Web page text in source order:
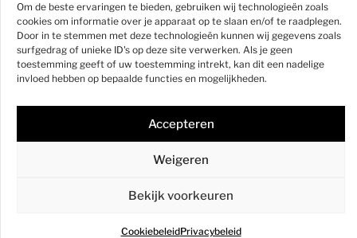
Om de beste ervaringen te bieden, gebruiken wij technologieën zoals
cookies om informatie over je apparaat op te slaan en/of te raadplegen.
Door in te stemmen met deze technologieën kunnen wij gegevens zoals
surfgedrag of unieke ID's op deze site verwerken. Als je geen
toestemming geeft of uw toestemming intrekt, kan dit een nadelige
invloed hebben op bepaalde functies en mogelijkheden.
Accepteren
Weigeren
Bekijk voorkeuren
CookiebeleidPrivacybeleid
Mijn account
Links
Cookiebeleid (EU)
Privacybeleid
Algemene Voorwaarden
© 2026 Annigje